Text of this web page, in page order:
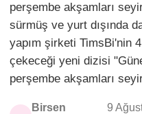
perşembe akşamları
sürmüş ve yurt dışında
yapım şirketi TimsBi'nin
çekeceği yeni dizisi
perşembe akşamları
Birsen
9